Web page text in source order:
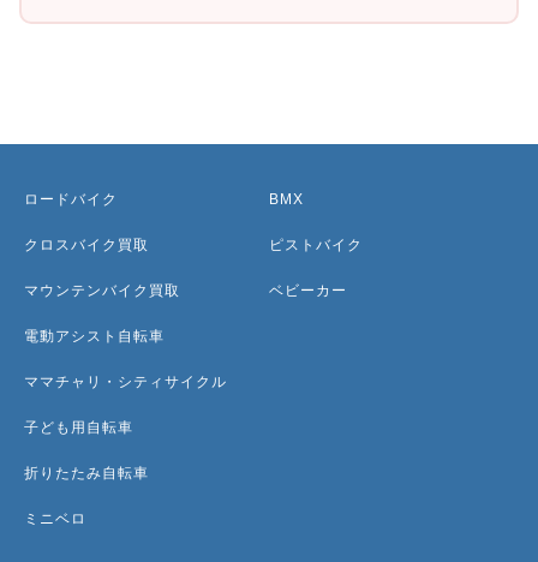
ロードバイク
クロスバイク買取
マウンテンバイク買取
電動アシスト自転車
ママチャリ・シティサイクル
子ども用自転車
折りたたみ自転車
ミニベロ
BMX
ピストバイク
ベビーカー